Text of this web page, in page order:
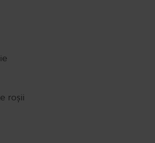
roșii